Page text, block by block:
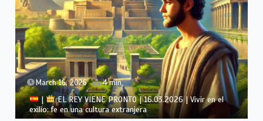
March 15, 2026 4 min
|
EL REY VIENE PRONTO | 15.03.2026 | Fidelidad
hasta el fin: la herencia personal de Daniel